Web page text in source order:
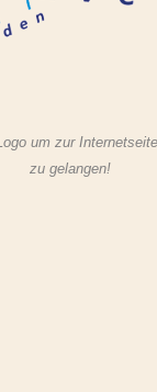
um zur
zu gelangen!